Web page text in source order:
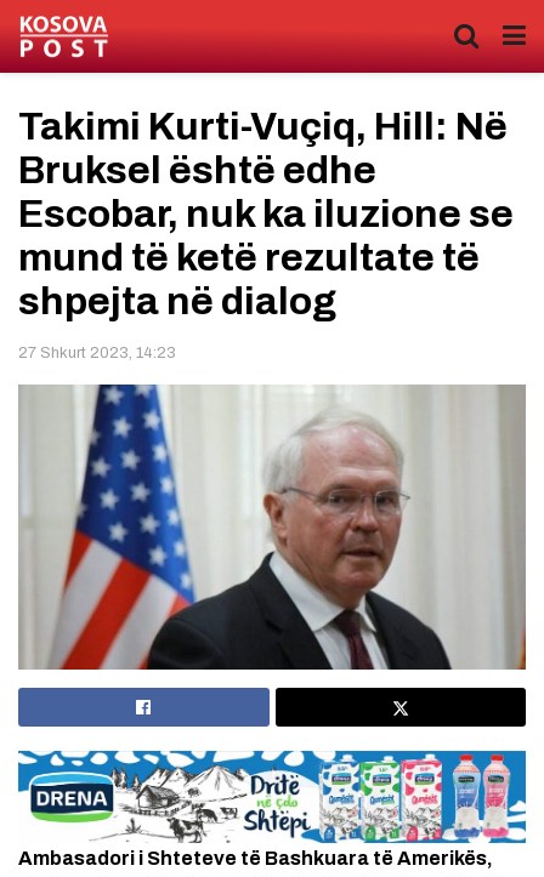
Takimi Kurti-Vuçiq, Hill: Në
Bruksel është edhe
Escobar, nuk ka iluzione se
mund të ketë rezultate të
shpejta në dialog
27 Shkurt 2023, 14:23
Ambasadori i Shteteve të Bashkuara të Amerikës,